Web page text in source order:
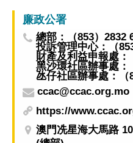
廉政公署
總部：（853）2832
投訴管理中心：（
財產及利益申報處：
黑沙環社區辦事處：
氹仔社區辦事處：（
ccac@ccac.org.mo
https://
澳門冼星海大馬路